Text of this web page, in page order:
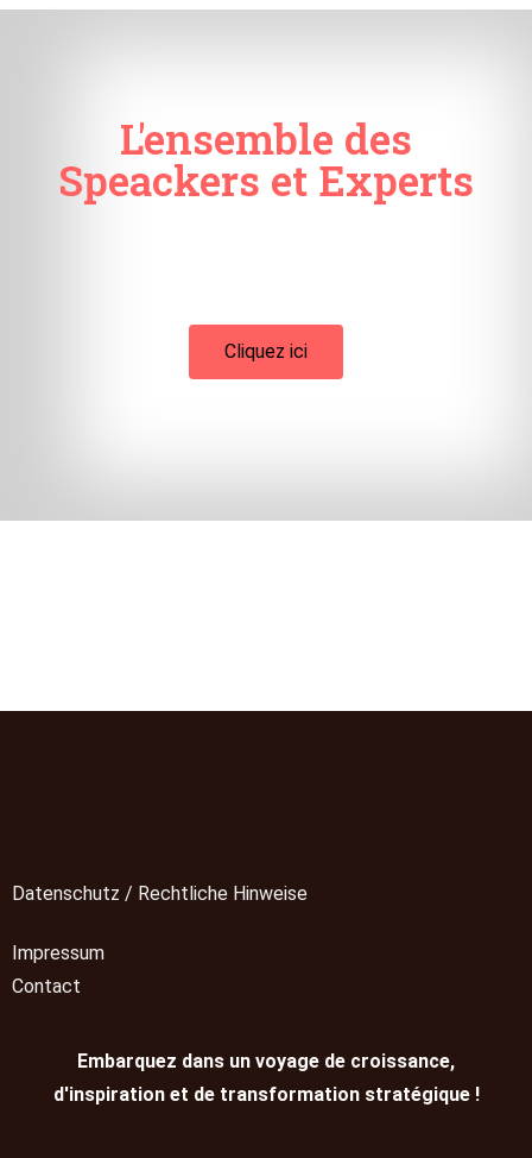
L'ensemble des
Speackers et Experts
Cliquez ici
Datenschutz / Rechtliche Hinweise
Impressum
Contact
Embarquez dans un voyage de croissance,
d'inspiration et de transformation stratégique !